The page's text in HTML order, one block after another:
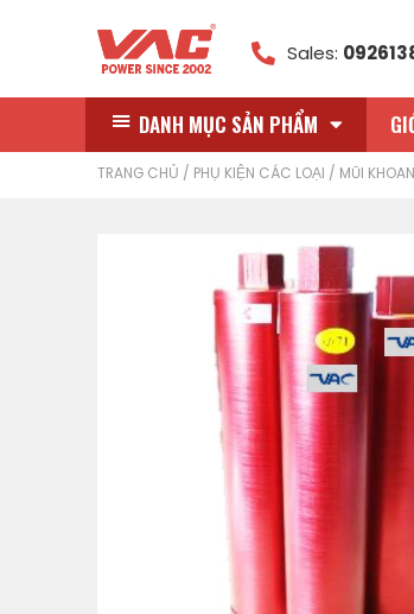
Sales:
DANH MỤC SẢN PHẨM
TRANG CHỦ / PHỤ KIỆN CÁC LOẠI / MŨI KHOAN